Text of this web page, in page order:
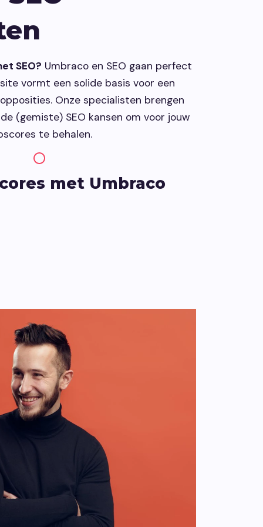
Direct bedrijven herkennen op je
website. Perfect voor Sales!.
SEO? Umbraco en SEO gaan perfect
vormt een solide basis voor een
Onze specialisten brengen
(gemiste) SEO kansen om voor jouw
te behalen.
SEO proof CMS